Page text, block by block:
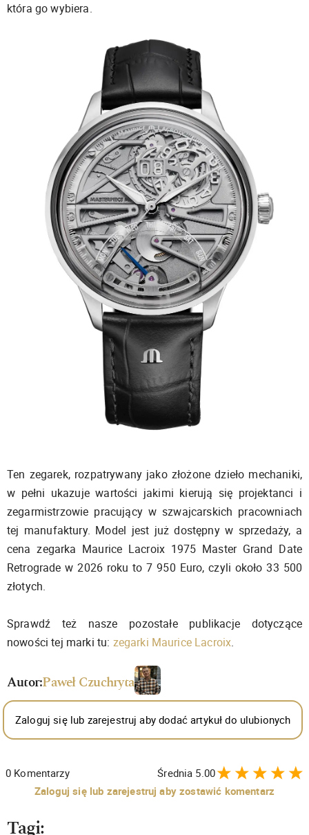
która go wybiera.
Ten zegarek, rozpatrywany jako złożone dzieło mechaniki,
w pełni ukazuje wartości jakimi kierują się projektanci i
zegarmistrzowie pracujący w szwajcarskich pracowniach
tej manufaktury. Model jest już dostępny w sprzedaży, a
cena zegarka Maurice Lacroix 1975 Master Grand Date
Retrograde w 2026 roku to 7 950 Euro, czyli około 33 500
złotych.
Sprawdź też nasze pozostałe publikacje dotyczące
nowości tej marki tu: zegarki Maurice Lacroix.
Autor:Paweł Czuchryta
Zaloguj się lub zarejestruj aby dodać artykuł do ulubionych
0 Komentarzy Średnia 5.00
Zaloguj się lub zarejestruj aby zostawić komentarz
Tagi: